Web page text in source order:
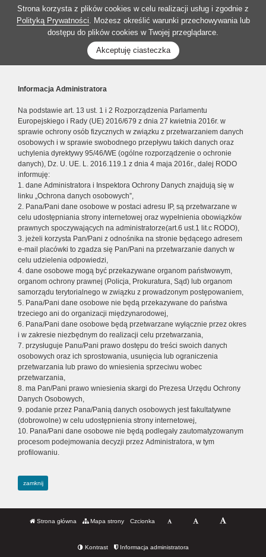
Strona korzysta z plików cookies w celu realizacji usług i zgodnie z
Polityką Prywatności. Możesz określić warunki przechowywania lub
dostępu do plików cookies w Twojej przeglądarce.
Akceptuję ciasteczka
Informacja Administratora
Na podstawie art. 13 ust. 1 i 2 Rozporządzenia Parlamentu
Europejskiego i Rady (UE) 2016/679 z dnia 27 kwietnia 2016r. w
sprawie ochrony osób fizycznych w związku z przetwarzaniem danych
osobowych i w sprawie swobodnego przepływu takich danych oraz
uchylenia dyrektywy 95/46/WE (ogólne rozporządzenie o ochronie
danych), Dz. U. UE. L. 2016.119.1 z dnia 4 maja 2016r., dalej RODO
informuję:
1. dane Administratora i Inspektora Ochrony Danych znajdują się w
linku „Ochrona danych osobowych”,
2. Pana/Pani dane osobowe w postaci adresu IP, są przetwarzane w
celu udostępniania strony internetowej oraz wypełnienia obowiązków
prawnych spoczywających na administratorze(art.6 ust.1 lit.c RODO),
3. jeżeli korzysta Pan/Pani z odnośnika na stronie będącego adresem
e-mail placówki to zgadza się Pan/Pani na przetwarzanie danych w
celu udzielenia odpowiedzi,
4. dane osobowe mogą być przekazywane organom państwowym,
organom ochrony prawnej (Policja, Prokuratura, Sąd) lub organom
samorządu terytorialnego w związku z prowadzonym postępowaniem,
5. Pana/Pani dane osobowe nie będą przekazywane do państwa
trzeciego ani do organizacji międzynarodowej,
6. Pana/Pani dane osobowe będą przetwarzane wyłącznie przez okres
i w zakresie niezbędnym do realizacji celu przetwarzania,
7. przysługuje Panu/Pani prawo dostępu do treści swoich danych
osobowych oraz ich sprostowania, usunięcia lub ograniczenia
przetwarzania lub prawo do wniesienia sprzeciwu wobec
przetwarzania,
8. ma Pan/Pani prawo wniesienia skargi do Prezesa Urzędu Ochrony
Danych Osobowych,
9. podanie przez Pana/Panią danych osobowych jest fakultatywne
(dobrowolne) w celu udostępnienia strony internetowej,
10. Pana/Pani dane osobowe nie będą podlegały zautomatyzowanym
procesom podejmowania decyzji przez Administratora, w tym
profilowaniu.
zamknij
Strona główna Mapa strony Czcionka
Kontrast Informacja administratora